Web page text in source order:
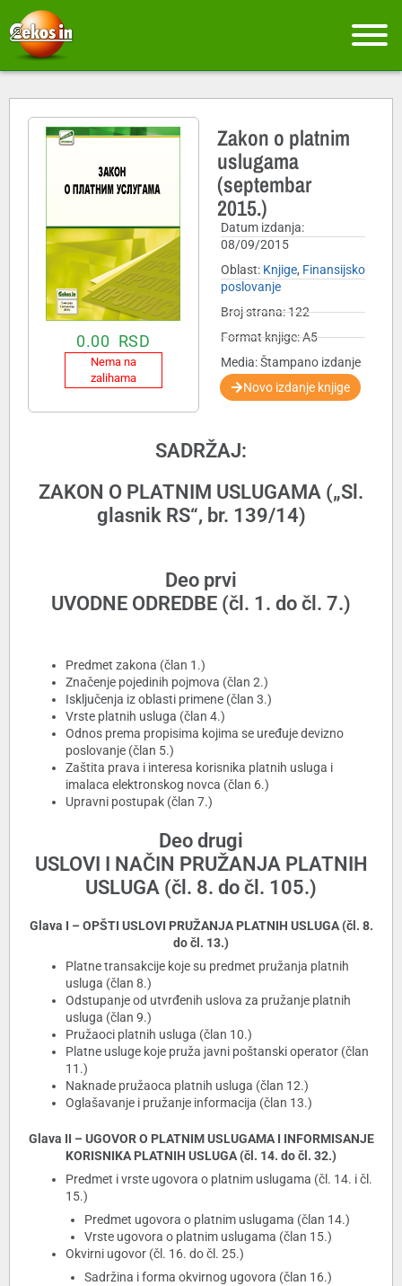
0.00 RSD
Nema na
zalihama
Zakon o platnim
uslugama
(septembar
2015.)
Datum izdanja:
08/09/2015
Oblast: Knjige, Finansijsko
poslovanje
Broj strana: 122
Format knjige: A5
Media: Štampano izdanje
Novo izdanje knjige
SADRŽAJ:
ZAKON O PLATNIM USLUGAMA („Sl.
glasnik RS“, br. 139/14)
Deo prvi
UVODNE ODREDBE (čl. 1. do čl. 7.)
Predmet zakona (član 1.)
Značenje pojedinih pojmova (član 2.)
Isključenja iz oblasti primene (član 3.)
Vrste platnih usluga (član 4.)
Odnos prema propisima kojima se uređuje devizno
poslovanje (član 5.)
Zaštita prava i interesa korisnika platnih usluga i
imalaca elektronskog novca (član 6.)
Upravni postupak (član 7.)
Deo drugi
USLOVI I NAČIN PRUŽANJA PLATNIH
USLUGA (čl. 8. do čl. 105.)
Glava I – OPŠTI USLOVI PRUŽANJA PLATNIH USLUGA (čl. 8.
do čl. 13.)
Platne transakcije koje su predmet pružanja platnih
usluga (član 8.)
Odstupanje od utvrđenih uslova za pružanje platnih
usluga (član 9.)
Pružaoci platnih usluga (član 10.)
Platne usluge koje pruža javni poštanski operator (član
11.)
Naknade pružaoca platnih usluga (član 12.)
Oglašavanje i pružanje informacija (član 13.)
Glava II – UGOVOR O PLATNIM USLUGAMA I INFORMISANJE
KORISNIKA PLATNIH USLUGA (čl. 14. do čl. 32.)
Predmet i vrste ugovora o platnim uslugama (čl. 14. i čl.
15.)
Predmet ugovora o platnim uslugama (član 14.)
Vrste ugovora o platnim uslugama (član 15.)
Okvirni ugovor (čl. 16. do čl. 25.)
Sadržina i forma okvirnog ugovora (član 16.)